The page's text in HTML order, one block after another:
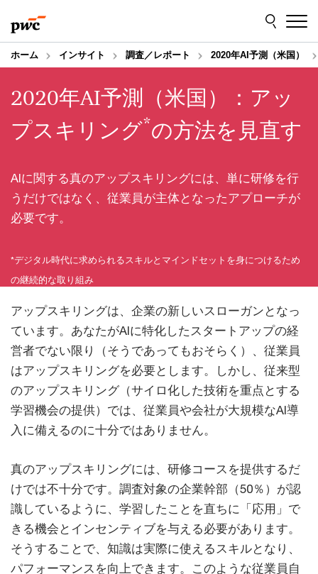
to
content
to
footer
ホーム インサイト 調査／レポート 2020年AI予測（米国）
2020年AI予測（米国）：アッ
プスキリング*の方法を見直す
AIに関する真のアップスキリングには、単に研修を行
うだけではなく、従業員が主体となったアプローチが
必要です。
*デジタル時代に求められるスキルとマインドセットを身につけるため
の継続的な取り組み
アップスキリングは、企業の新しいスローガンとなっ
ています。あなたがAIに特化したスタートアップの経
営者でない限り（そうであってもおそらく）、従業員
はアップスキリングを必要とします。しかし、従来型
のアップスキリング（サイロ化した技術を重点とする
学習機会の提供）では、従業員や会社が大規模なAI導
入に備えるのに十分ではありません。
真のアップスキリングには、研修コースを提供するだ
けでは不十分です。調査対象の企業幹部（50％）が認
識しているように、学習したことを直ちに「応用」で
きる機会とインセンティブを与える必要があります。
そうすることで、知識は実際に使えるスキルとなり、
パフォーマンスを向上できます。このような従業員自